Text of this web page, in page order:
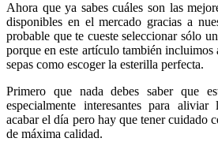
Ahora que ya sabes cuáles son las
disponibles en el mercado gracias a
probable que te cueste seleccionar sólo
porque en este artículo también incluimos
sepas como escoger la esterilla perfecta.
Primero que nada debes saber que
especialmente interesantes para
acabar el día pero hay que tener cuidado
de máxima calidad.